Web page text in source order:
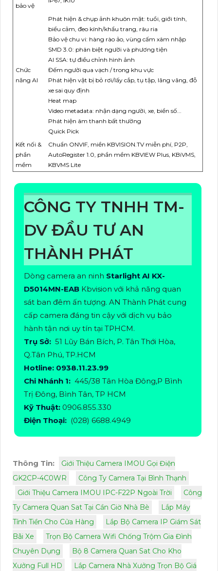
bảo vệ
Chức
năng AI
Phát hiện & chụp ảnh khuôn mặt: tuổi, giới tính,
biểu cảm, đeo kính/khẩu trang, râu ria
Bảo vệ chu vi: hàng rào ảo, vùng cấm xâm nhập
SMD 3.0: phân biệt người và phương tiện
AI SSA: tự điều chỉnh hình ảnh
Đếm người qua vạch / trong khu vực
Phát hiện vật bị bỏ rơi/lấy cắp, tụ tập, lãng vãng, đỗ
xe sai quy định
Heat map
Video metadata: nhận dạng người, xe, biển số...
Phát hiện âm thanh bất thường
Quick Pick
Kết nối &
phần
mềm
Chuẩn ONVIF, miền KBVISION.TV miễn phí, P2P,
AutoRegister 1.0, phần mềm KBVIEW Plus, KBiVMS,
KBVMS Lite
CÔNG TY TNHH TM-
DV ĐẦU TƯ AN
THÀNH PHÁT
Dòng camera an ninh Starlight AI KX-
D5014MN-EAB Kbvision với khả năng quan
sát ban đêm ấn tượng. AN Thành Phát cung
cấp camera đáng tin cậy với dịch vụ bảo
hành tận nơi uy tín tại TPHCM.
Trụ Sở: 51 Lũy Bán Bích, P. Tân Thới Hòa,
Q.Tân Phú, TP.HCM
Hotline: 0938.11.23.99
Chi Nhánh 1: 445/38 Tân Hòa Đông,P Bình
Trị Đông, Bình Tân, TP HCM
Kỹ Thuật: 0906.855.330
Điện Thoại: (028) 6688.4949
Thông Tin:
Giới Thiệu Camera IMOU Gọi Điện
GK2CP-4C0WR
Công Ty Camera Tại Bình Thạnh
Giới Thiệu Camera IMOU IPC-F22P Ngoài Trời
Công
Ty Camera Quan Sat Tại Cần Giờ Nhà Bè
Lắp Máy
Tính Tiền Cho Cửa Hàng
Lắp Bộ Camera IP Giám Sát
Bãi Xe
Trọn Bộ Camera Wifi Chống Trộm Gia Đình
Chuyên Dụng
Bộ 8 Camera Quan Sat Cho Kho
Xưởng Full HD
Lắp Camera Nhà Xưởng Trọn Bộ Giá